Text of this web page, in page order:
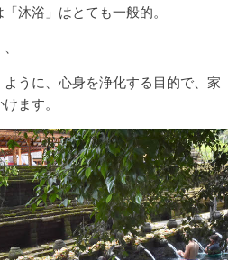
沐浴」はとても一般的。
うに、心身を浄化する目的で、家
ます。